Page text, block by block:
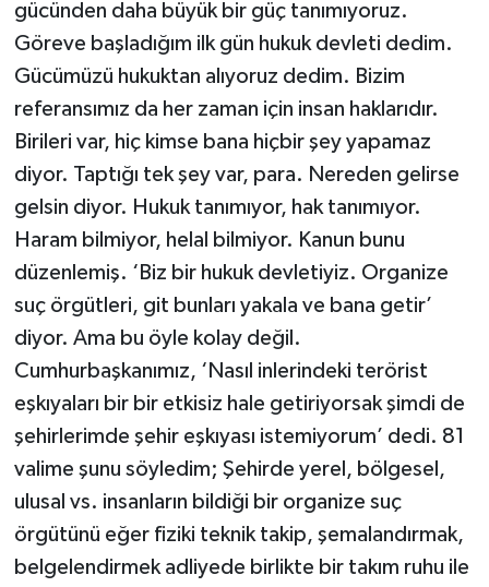
gücünden daha büyük bir güç tanımıyoruz.
Göreve başladığım ilk gün hukuk devleti dedim.
Gücümüzü hukuktan alıyoruz dedim. Bizim
referansımız da her zaman için insan haklarıdır.
Birileri var, hiç kimse bana hiçbir şey yapamaz
diyor. Taptığı tek şey var, para. Nereden gelirse
gelsin diyor. Hukuk tanımıyor, hak tanımıyor.
Haram bilmiyor, helal bilmiyor. Kanun bunu
düzenlemiş. ‘Biz bir hukuk devletiyiz. Organize
suç örgütleri, git bunları yakala ve bana getir’
diyor. Ama bu öyle kolay değil.
Cumhurbaşkanımız, ‘Nasıl inlerindeki terörist
eşkıyaları bir bir etkisiz hale getiriyorsak şimdi de
şehirlerimde şehir eşkıyası istemiyorum’ dedi. 81
valime şunu söyledim; Şehirde yerel, bölgesel,
ulusal vs. insanların bildiği bir organize suç
örgütünü eğer fiziki teknik takip, şemalandırmak,
belgelendirmek adliyede birlikte bir takım ruhu ile